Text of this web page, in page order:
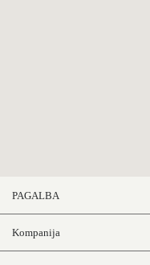
PAGALBA
Kompanija